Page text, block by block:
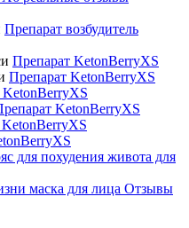
Препарат возбудитель
Препарат KetonBerryХS
Препарат KetonBerryХS
KetonBerryХS
KetonBerryХS
для похудения живота для
маска для лица Отзывы